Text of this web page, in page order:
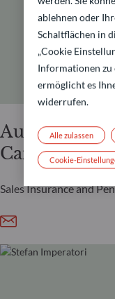
Audrey
Cantarellas
Sales Insurance and
ablehnen oder
Schaltflächen in
„Cookie
Informationen zu
ermöglicht es
widerrufen.
Alle zulassen
Cookie-